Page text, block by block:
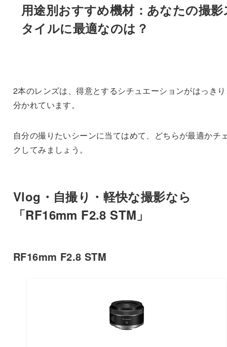
用途別おすすめ機材：あなたの撮影
タイルに最適なのは？
2本のレンズは、得意とするシチュエーションがはっき
分かれています。
自分の撮りたいシーンに当てはめて、どちらが最適かチ
クしてみましょう。
Vlog・自撮り・軽快な撮影なら
「RF16mm F2.8 STM」
RF16mm F2.8 STM